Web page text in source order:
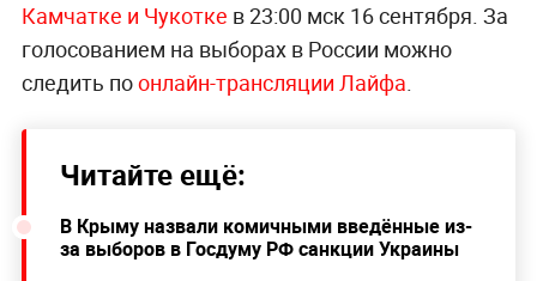
Камчатке и Чукотке в 23:00 мск 16 сентября. За
голосованием на выборах в России можно
следить поонлайн-трансляции Лайфа.
Читайте ещё:
В Крыму назвали комичными введённые из-
за выборов в Госдуму РФ санкции Украины